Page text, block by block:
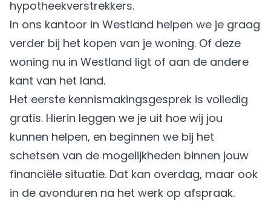
hypotheekverstrekkers.
In ons kantoor in Westland helpen we je graag
verder bij het kopen van je woning. Of deze
woning nu in Westland ligt of aan de andere
kant van het land.
Het eerste kennismakingsgesprek is volledig
gratis. Hierin leggen we je uit hoe wij jou
kunnen helpen, en beginnen we bij het
schetsen van de mogelijkheden binnen jouw
financiële situatie. Dat kan overdag, maar ook
in de avonduren na het werk op afspraak.